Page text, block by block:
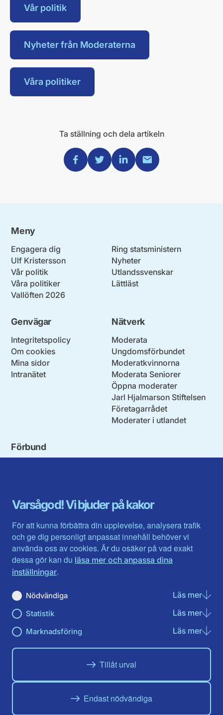
Varsågod! Vi bjuder på kakor
För att kunna förbättra din upplevelse, analysera trafik
och ge dig personligt anpassat innehåll behöver vi
använda oss av cookies. Är du osäker på vad exakt
dessa gör kan du läsa mer och anpassa dina
inställningar.
Nödvändiga Läs merom
Statistik Läs merom
Marknadsföring Läs merom
Tillåt urval
Endast nödvändiga
Vår politik
Nyheter från Moderaterna
Våra politiker
Ta ställning och dela artikeln
Dela via Facebook
Dela via Twitter
Dela via Linkedin
Dela via Mail
Meny
Engagera dig
Ulf Kristersson
Vår politik
Våra politiker
Vallöften 2026
Ring statsministern
Nyheter
Utlandssvenskar
Lättläst
Genvägar
Integritetspolicy
Om cookies
Mina sidor
Intranätet
Nätverk
Moderata
Ungdomsförbundet
Moderatkvinnorna
Moderata Seniorer
Öppna moderater
Jarl Hjalmarson Stiftelsen
Företagarrådet
Moderater i utlandet
Förbund
Gävleborg
Halland
Jämtlands län
Jönköpings län
Kalmar län
Kronobergs län
Norrbotten
Skåne län
Värmlands län
Västerbotten
Västra Götaland
Västernorrland
Västmanland
Örebro län
Östergötland
Du hittar oss här på sociala medier
Facebook
Instagram